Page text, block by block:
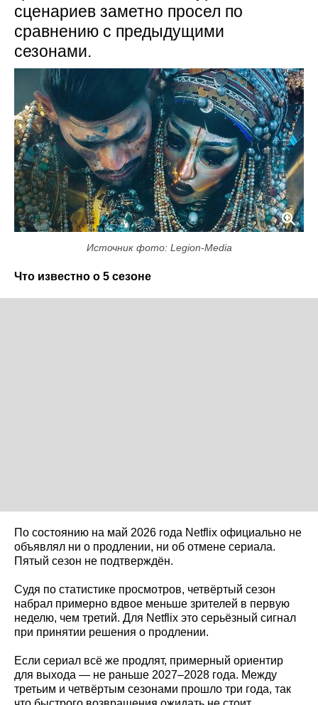
сценариев заметно просел по
сравнению с предыдущими
сезонами.
Источник фото: Legion-Media
Что известно о 5 сезоне
По состоянию на май 2026 года Netflix официально не
объявлял ни о продлении, ни об отмене сериала.
Пятый сезон не подтверждён.
Судя по статистике просмотров, четвёртый сезон
набрал примерно вдвое меньше зрителей в первую
неделю, чем третий. Для Netflix это серьёзный сигнал
при принятии решения о продлении.
Если сериал всё же продлят, примерный ориентир
для выхода — не раньше 2027–2028 года. Между
третьим и четвёртым сезонами прошло три года, так